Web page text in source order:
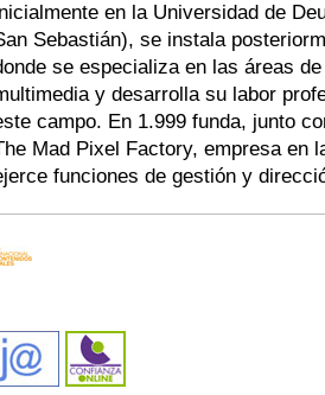
en la Universidad de
Sebastián), se instala
se especializa en las áreas
y desarrolla su labor
campo. En 1.999 funda, junto
Mad Pixel Factory, empresa en
funciones de gestión y